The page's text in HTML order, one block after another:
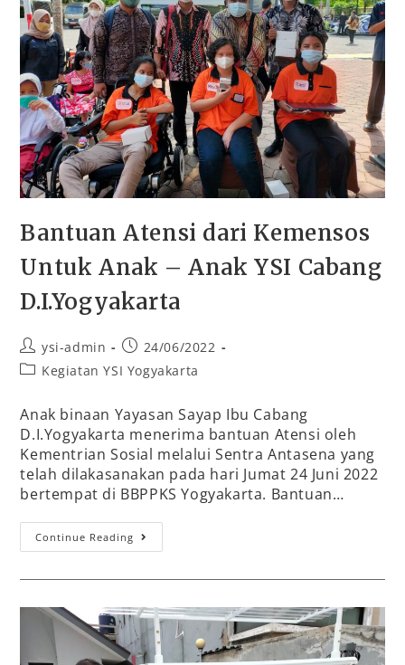
Bantuan Atensi dari Kemensos
Untuk Anak – Anak YSI Cabang
D.I.Yogyakarta
ysi-admin
24/06/2022
Kegiatan YSI Yogyakarta
Anak binaan Yayasan Sayap Ibu Cabang
D.I.Yogyakarta menerima bantuan Atensi oleh
Kementrian Sosial melalui Sentra Antasena yang
telah dilakasanakan pada hari Jumat 24 Juni 2022
bertempat di BBPPKS Yogyakarta. Bantuan…
Continue Reading